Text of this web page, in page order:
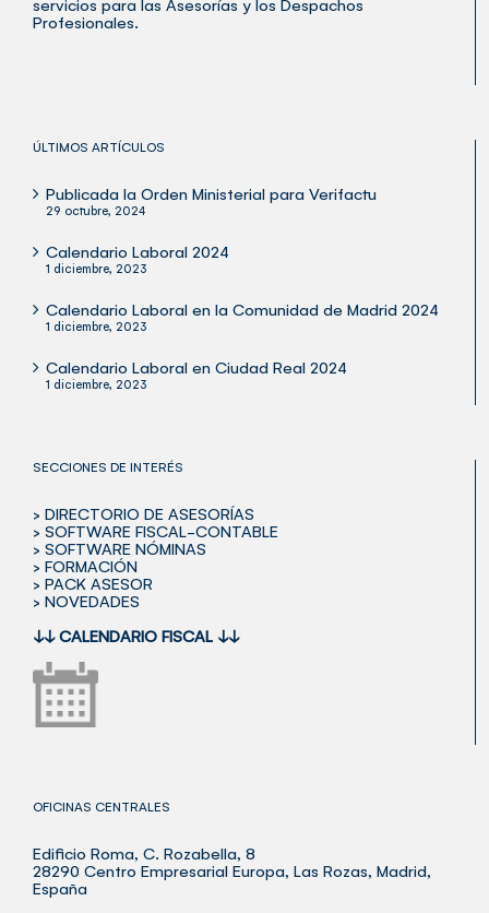
Profesionales.
ÚLTIMOS ARTÍCULOS
Publicada la Orden Ministerial para Verifactu
29 octubre, 2024
Calendario Laboral 2024
1 diciembre, 2023
Calendario Laboral en la Comunidad de Madrid 2024
1 diciembre, 2023
Calendario Laboral en Ciudad Real 2024
1 diciembre, 2023
SECCIONES DE INTERÉS
> DIRECTORIO DE ASESORÍAS
> SOFTWARE FISCAL-CONTABLE
> SOFTWARE NÓMINAS
> FORMACIÓN
> PACK ASESOR
> NOVEDADES
↓↓ CALENDARIO FISCAL ↓↓
OFICINAS CENTRALES
Edificio Roma, C. Rozabella, 8
28290 Centro Empresarial Europa, Las Rozas, Madrid,
España